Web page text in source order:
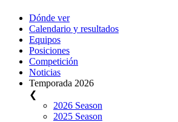
Dónde ver
Calendario y resultados
Equipos
Posiciones
Competición
Noticias
Temporada 2026
❮
2026 Season
2025 Season